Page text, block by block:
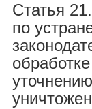
Статья
по